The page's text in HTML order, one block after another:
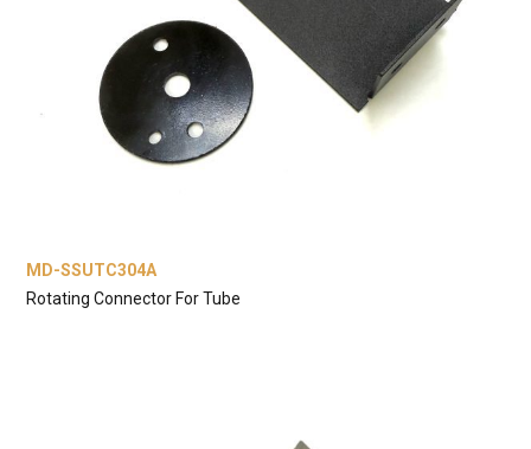
MD-SSUTC304A
Rotating Connector For Tube